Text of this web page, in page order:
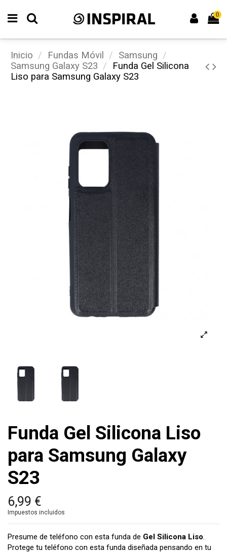
0
Inicio Fundas Móvil
Samsung
Samsung Galaxy S23
Funda Gel Silicona
Liso para Samsung Galaxy S23
Funda Gel Silicona Liso
para Samsung Galaxy
S23
6,99 €
Impuestos incluidos
Presume de teléfono con esta funda de Gel Silicona Liso.
Protege tu teléfono con esta funda diseñada pensando en tu